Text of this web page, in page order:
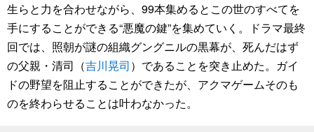
生らと力を合わせながら、99本集めるとこの世のすべてを
手にすることができる“悪魔の鍵”を集めていく。ドラマ最終
回では、照朝が謎の組織グングニルの黒幕が、死んだはず
の父親・清司（吉川晃司）であることを突き止めた。ガイ
ドの野望を阻止することができたが、アクマゲームそのも
のを終わらせることは叶わなかった。